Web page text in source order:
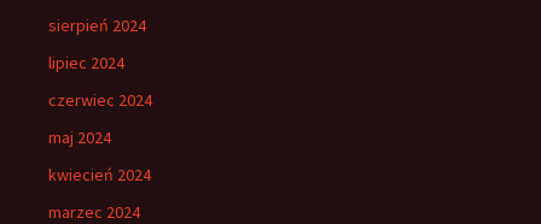
sierpień 2024
lipiec 2024
czerwiec 2024
maj 2024
kwiecień 2024
marzec 2024